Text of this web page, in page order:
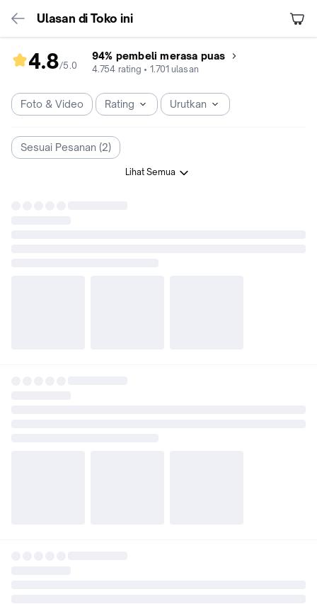
Ulasan di Toko ini
4.8/5.0
rating
4.8
dari
94% pembeli merasa puas
4.754 rating • 1.701 ulasan
Foto & Video Rating Urutkan
Sesuai Pesanan (2)
Lihat Semua